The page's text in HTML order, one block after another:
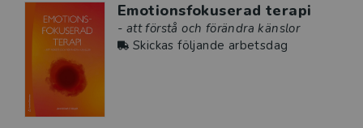
Emotionsfokuserad terapi
- att förstå och förändra känslor
Skickas följande arbetsdag